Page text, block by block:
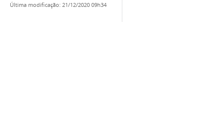
última modificação: 21/12/2020 09h34